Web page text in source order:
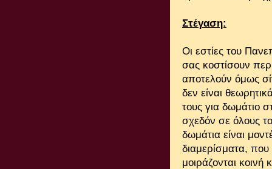
Στέγαση:
Οι εστίες του
σας κοστίσουν
αποτελούν όμως
δεν είναι
τους για δωμάτιο
σχεδόν σε όλους
δωμάτια είναι
διαμερίσματα,
μοιράζονται